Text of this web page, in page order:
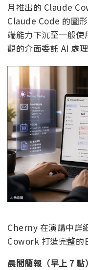
月推出的 Claude
Claude Code 的圖
端能力下沉至一般
觀的介面委託 AI 處
Cherny 在演講中詳
Cowork 打造完整的
晨間簡報（早上 7 點）